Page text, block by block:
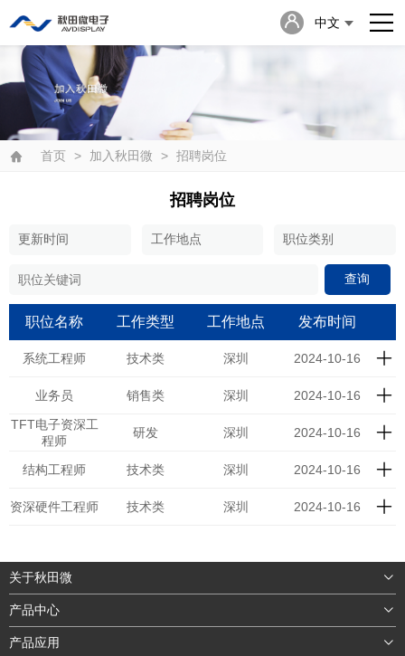
中文
首页 > 加入秋田微 > 招聘岗位
招聘岗位
查询
职位名称 工作类型 工作地点 发布时间
系统工程师 技术类 深圳 2024-10-16
业务员 销售类 深圳
2024-10-16
TFT电子资深工
程师
研发 深圳 2024-10-16
结构工程师 技术类 深圳 2024-10-16
资深硬件工程师 技术类 深圳 2024-10-16
关于秋田微
产品中心
产品应用